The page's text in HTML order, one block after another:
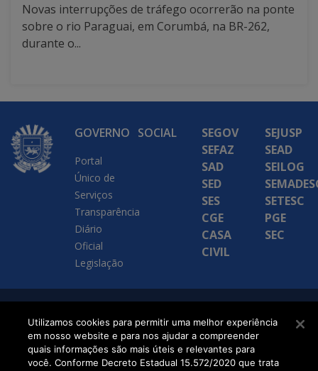
Novas interrupções de tráfego ocorrerão na ponte
sobre o rio Paraguai, em Corumbá, na BR-262,
durante o...
GOVERNO
Portal
Único de
Serviços
Transparência
Diário
Oficial
Legislação
SOCIAL
SEGOV
SEFAZ
SAD
SED
SES
CGE
CASA
CIVIL
SEJUSP
SEAD
SEILOG
SETESC
PGE
SEC
SETDIG | Secretaria-
Executiva de
Transformação Digital
Utilizamos cookies para permitir uma melhor experiência
em nosso website e para nos ajudar a compreender
quais informações são mais úteis e relevantes para
você. Conforme Decreto Estadual 15.572/2020 que trata